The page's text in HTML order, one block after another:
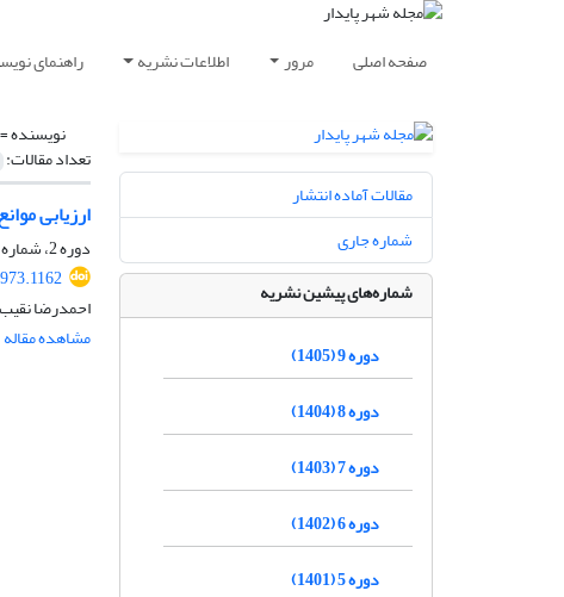
صفحه اصلی مرور اطلاعات نشریه راهنمای
نویسنده =
تعداد مقالات:
ارزیابی
دوره 2، شماره 4، زمستان 1398، صفحه
احمدرضا
مشاهده مقاله
مقالات آماده انتشار
شماره جاری
شماره‌های پیشین نشریه
دوره 9 (1405)
دوره 8 (1404)
دوره 7 (1403)
دوره 6 (1402)
دوره 5 (1401)